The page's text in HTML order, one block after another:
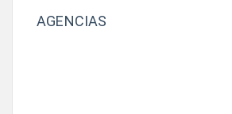
AGENCIAS